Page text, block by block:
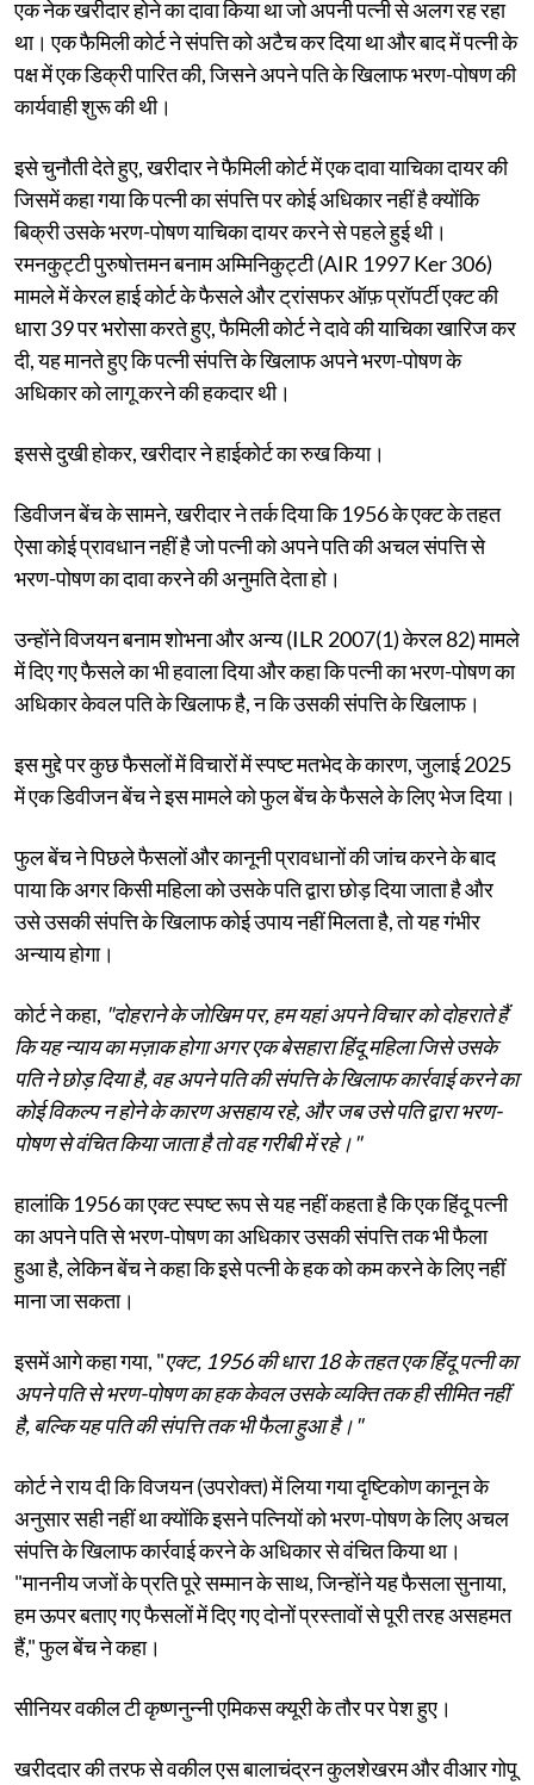
एक नेक खरीदार होने का दावा किया था जो अपनी पत्नी से अलग रह रहा
था। एक फैमिली कोर्ट ने संपत्ति को अटैच कर दिया था और बाद में पत्नी के
पक्ष में एक डिक्री पारित की, जिसने अपने पति के खिलाफ भरण-पोषण की
कार्यवाही शुरू की थी।
इसे चुनौती देते हुए, खरीदार ने फैमिली कोर्ट में एक दावा याचिका दायर की
जिसमें कहा गया कि पत्नी का संपत्ति पर कोई अधिकार नहीं है क्योंकि
बिक्री उसके भरण-पोषण याचिका दायर करने से पहले हुई थी।
रमनकुट्टी पुरुषोत्तमन बनाम अम्मिनिकुट्टी (AIR 1997 Ker 306)
मामले में केरल हाई कोर्ट के फैसले और ट्रांसफर ऑफ़ प्रॉपर्टी एक्ट की
धारा 39 पर भरोसा करते हुए, फैमिली कोर्ट ने दावे की याचिका खारिज कर
दी, यह मानते हुए कि पत्नी संपत्ति के खिलाफ अपने भरण-पोषण के
अधिकार को लागू करने की हकदार थी।
इससे दुखी होकर, खरीदार ने हाईकोर्ट का रुख किया।
डिवीजन बेंच के सामने, खरीदार ने तर्क दिया कि 1956 के एक्ट के तहत
ऐसा कोई प्रावधान नहीं है जो पत्नी को अपने पति की अचल संपत्ति से
भरण-पोषण का दावा करने की अनुमति देता हो।
उन्होंने विजयन बनाम शोभना और अन्य (ILR 2007(1) केरल 82) मामले
में दिए गए फैसले का भी हवाला दिया और कहा कि पत्नी का भरण-पोषण का
अधिकार केवल पति के खिलाफ है, न कि उसकी संपत्ति के खिलाफ।
इस मुद्दे पर कुछ फैसलों में विचारों में स्पष्ट मतभेद के कारण, जुलाई 2025
में एक डिवीजन बेंच ने इस मामले को फुल बेंच के फैसले के लिए भेज दिया।
फुल बेंच ने पिछले फैसलों और कानूनी प्रावधानों की जांच करने के बाद
पाया कि अगर किसी महिला को उसके पति द्वारा छोड़ दिया जाता है और
उसे उसकी संपत्ति के खिलाफ कोई उपाय नहीं मिलता है, तो यह गंभीर
अन्याय होगा।
कोर्ट ने कहा, "दोहराने के जोखिम पर, हम यहां अपने विचार को दोहराते हैं
कि यह न्याय का मज़ाक होगा अगर एक बेसहारा हिंदू महिला जिसे उसके
पति ने छोड़ दिया है, वह अपने पति की संपत्ति के खिलाफ कार्रवाई करने का
कोई विकल्प न होने के कारण असहाय रहे, और जब उसे पति द्वारा भरण-
पोषण से वंचित किया जाता है तो वह गरीबी में रहे।"
हालांकि 1956 का एक्ट स्पष्ट रूप से यह नहीं कहता है कि एक हिंदू पत्नी
का अपने पति से भरण-पोषण का अधिकार उसकी संपत्ति तक भी फैला
हुआ है, लेकिन बेंच ने कहा कि इसे पत्नी के हक को कम करने के लिए नहीं
माना जा सकता।
इसमें आगे कहा गया, "एक्ट, 1956 की धारा 18 के तहत एक हिंदू पत्नी का
अपने पति से भरण-पोषण का हक केवल उसके व्यक्ति तक ही सीमित नहीं
है, बल्कि यह पति की संपत्ति तक भी फैला हुआ है।"
कोर्ट ने राय दी कि विजयन (उपरोक्त) में लिया गया दृष्टिकोण कानून के
अनुसार सही नहीं था क्योंकि इसने पत्नियों को भरण-पोषण के लिए अचल
संपत्ति के खिलाफ कार्रवाई करने के अधिकार से वंचित किया था।
"माननीय जजों के प्रति पूरे सम्मान के साथ, जिन्होंने यह फैसला सुनाया,
हम ऊपर बताए गए फैसलों में दिए गए दोनों प्रस्तावों से पूरी तरह असहमत
हैं," फुल बेंच ने कहा।
सीनियर वकील टी कृष्णनुन्नी एमिकस क्यूरी के तौर पर पेश हुए।
खरीददार की तरफ से वकील एस बालाचंद्रन कुलशेखरम और वीआर गोपू